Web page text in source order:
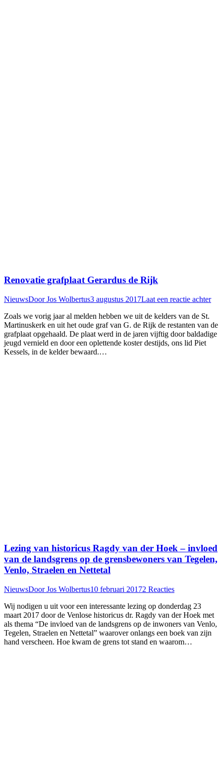
Renovatie grafplaat Gerardus de Rijk
NieuwsDoorJos Wolbertus3 augustus 2017Laat een reactie achter
Zoals we vorig jaar al melden hebben we uit de kelders van de St.
Martinuskerk en uit het oude graf van G. de Rijk de restanten van de
grafplaat opgehaald. De plaat werd in de jaren vijftig door baldadige
jeugd vernield en door een oplettende koster destijds, ons lid Piet
Kessels, in de kelder bewaard.…
Lezing van historicus Ragdy van der Hoek – invloed
van de landsgrens op de grensbewoners van Tegelen,
Venlo, Straelen en Nettetal
NieuwsDoorJos Wolbertus10 februari 20172 Reacties
Wij nodigen u uit voor een interessante lezing op donderdag 23
maart 2017 door de Venlose historicus dr. Ragdy van der Hoek met
als thema “De invloed van de landsgrens op de inwoners van Venlo,
Tegelen, Straelen en Nettetal” waarover onlangs een boek van zijn
hand verscheen. Hoe kwam de grens tot stand en waarom…